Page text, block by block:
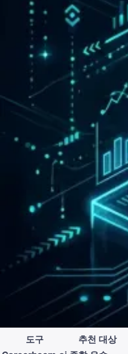
도구 추천 대상